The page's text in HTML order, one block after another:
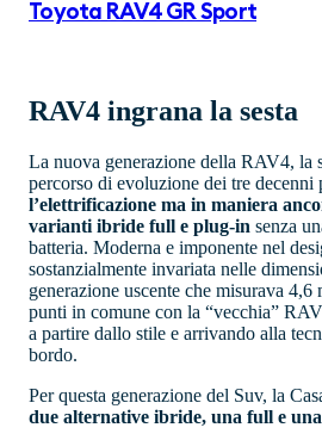
Toyota RAV4 GR Sport
RAV4 ingrana la sesta
La nuova generazione della RAV4, la
percorso di evoluzione dei tre decenni
l’elettrificazione ma in maniera
varianti ibride full e plug-in senza
batteria. Moderna e imponente nel
sostanzialmente invariata nelle
generazione uscente che misurava
punti in comune con la “vecchia”
a partire dallo stile e arrivando alla
bordo.
Per questa generazione del Suv, la
due alternative ibride, una full e